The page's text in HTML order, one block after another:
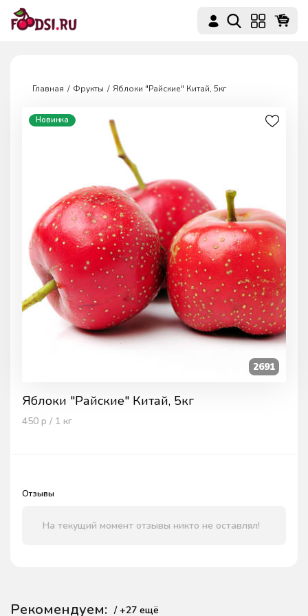
Главная Фрукты Яблоки "Райские" Китай, 5кг
Яблоки "Райские" Китай, 5кг
450 р / 1 кг
2691
Новинка
Отзывы
На текущий момент отзывы никто не оставлял!
Рекомендуем: / +27 ещё